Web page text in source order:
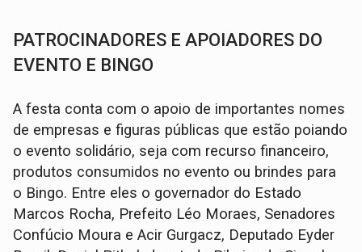
PATROCINADORES E APOIADORES DO
EVENTO E BINGO
A festa conta com o apoio de importantes nomes
de empresas e figuras públicas que estão poiando
o evento solidário, seja com recurso financeiro,
produtos consumidos no evento ou brindes para
o Bingo. Entre eles o governador do Estado
Marcos Rocha, Prefeito Léo Moraes, Senadores
Confúcio Moura e Acir Gurgacz, Deputado Eyder